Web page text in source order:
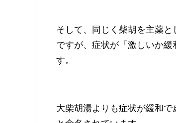
そして、同じく柴胡を主薬
ですが、症状が「激しいか
す。
大柴胡湯よりも症状が緩和で